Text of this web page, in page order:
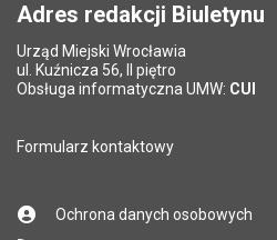
*
Pole wymagane
Adres redakcji Biuletynu
Urząd Miejski Wrocławia
ul. Kuźnicza 56, II piętro
Obsługa informatyczna UMW: CUI
Formularz kontaktowy
Ochrona danych osobowych